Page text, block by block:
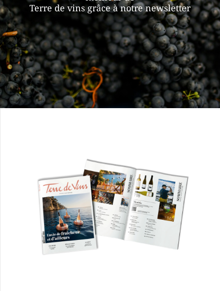
Terre de vins grâce à notre newsletter